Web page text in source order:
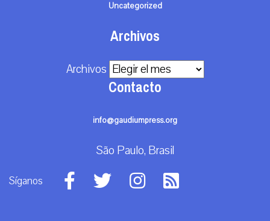
Uncategorized
Archivos
Archivos
Contacto
info@gaudiumpress.org
São Paulo, Brasil
Síganos